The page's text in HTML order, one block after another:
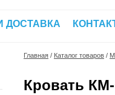
ДОСТАВКА
Главная / Каталог товаров /
Кровать